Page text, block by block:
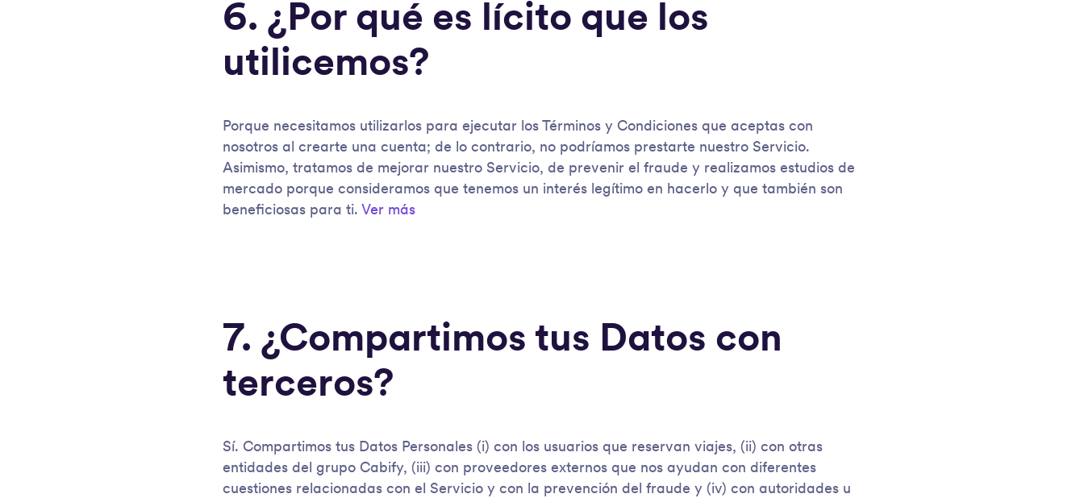
6. ¿Por qué es lícito que los
utilicemos?
Porque necesitamos utilizarlos para ejecutar los Términos y Condiciones que aceptas con
nosotros al crearte una cuenta; de lo contrario, no podríamos prestarte nuestro Servicio.
Asimismo, tratamos de mejorar nuestro Servicio, de prevenir el fraude y realizamos estudios de
mercado porque consideramos que tenemos un interés legítimo en hacerlo y que también son
beneficiosas para ti. Ver más
7. ¿Compartimos tus Datos con
terceros?
Sí. Compartimos tus Datos Personales (i) con los usuarios que reservan viajes, (ii) con otras
entidades del grupo Cabify, (iii) con proveedores externos que nos ayudan con diferentes
cuestiones relacionadas con el Servicio y con la prevención del fraude y (iv) con autoridades u